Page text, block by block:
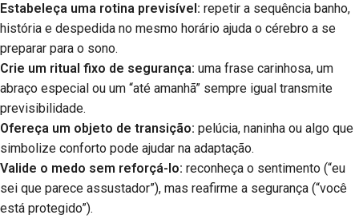
Estabeleça uma rotina previsível: repetir a sequência banho,
história e despedida no mesmo horário ajuda o cérebro a se
preparar para o sono.
Crie um ritual fixo de segurança: uma frase carinhosa, um
abraço especial ou um “até amanhã” sempre igual transmite
previsibilidade.
Ofereça um objeto de transição: pelúcia, naninha ou algo que
simbolize conforto pode ajudar na adaptação.
Valide o medo sem reforçá-lo: reconheça o sentimento (“eu
sei que parece assustador”), mas reafirme a segurança (“você
está protegido”).